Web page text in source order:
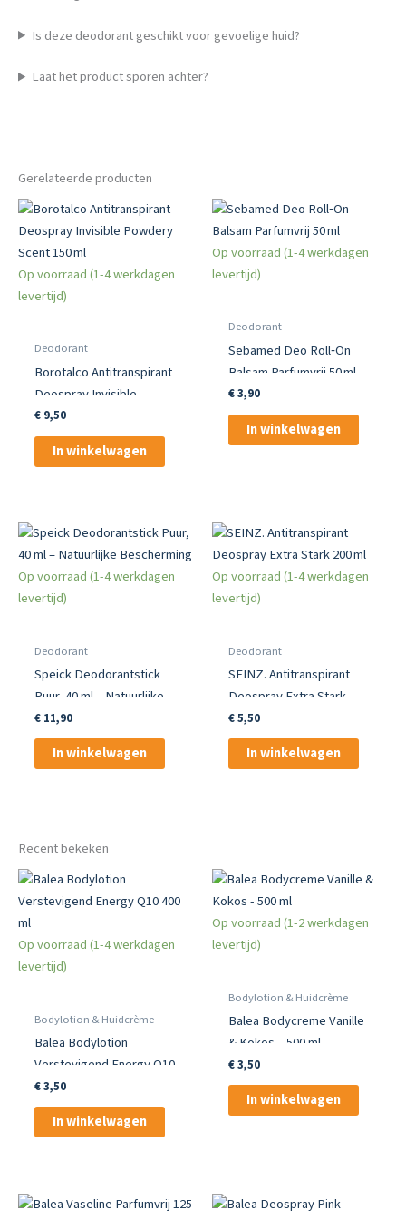
Is deze deodorant geschikt voor gevoelige huid?
Laat het product sporen achter?
Gerelateerde producten
Op voorraad (1-4 werkdagen
levertijd)
Deodorant
Borotalco Antitranspirant
Deospray Invisible
Powdery Scent 150 ml
€9,50
In winkelwagen
Op voorraad (1-4 werkdagen
levertijd)
Deodorant
Sebamed Deo Roll‑On
Balsam Parfumvrij 50 ml
€3,90
In winkelwagen
Op voorraad (1-4 werkdagen
levertijd)
Deodorant
Speick Deodorantstick
Puur, 40 ml – Natuurlijke
Bescherming
€11,90
In winkelwagen
Op voorraad (1-4 werkdagen
levertijd)
Deodorant
SEINZ. Antitranspirant
Deospray Extra Stark
200 ml
€5,50
In winkelwagen
Recent bekeken
Op voorraad (1-4 werkdagen
levertijd)
Bodylotion & Huidcrème
Balea Bodylotion
Verstevigend Energy Q10
400 ml
€3,50
In winkelwagen
Op voorraad (1-2 werkdagen
levertijd)
Bodylotion & Huidcrème
Balea Bodycreme Vanille
& Kokos – 500 ml
€3,50
In winkelwagen